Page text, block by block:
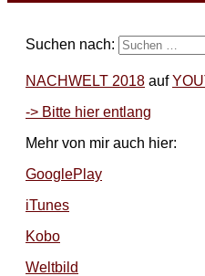
Suchen nach:
NACHWELT 2018 auf
-> Bitte hier entlang
Mehr von mir auch hier:
GooglePlay
iTunes
Kobo
Weltbild